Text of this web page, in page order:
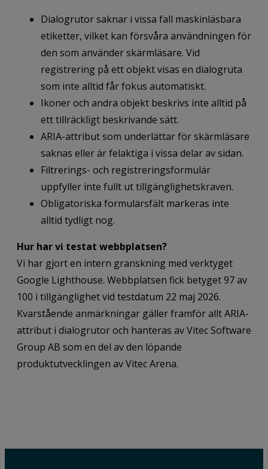
Dialogrutor saknar i vissa fall maskinläsbara
etiketter, vilket kan försvåra användningen för
den som använder skärmläsare. Vid
registrering på ett objekt visas en dialogruta
som inte alltid får fokus automatiskt.
Ikoner och andra objekt beskrivs inte alltid på
ett tillräckligt beskrivande sätt.
ARIA-attribut som underlättar för skärmläsare
saknas eller är felaktiga i vissa delar av sidan.
Filtrerings- och registreringsformulär
uppfyller inte fullt ut tillgänglighetskraven.
Obligatoriska formulärsfält markeras inte
alltid tydligt nog.
Hur har vi testat webbplatsen?
Vi har gjort en intern granskning med verktyget
Google Lighthouse. Webbplatsen fick betyget 97 av
100 i tillgänglighet vid testdatum 22 maj 2026.
Kvarstående anmärkningar gäller framför allt ARIA-
attribut i dialogrutor och hanteras av Vitec Software
Group AB som en del av den löpande
produktutvecklingen av Vitec Arena.